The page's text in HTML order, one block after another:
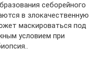
себорейного
в злокачественную
маскироваться под
условием при